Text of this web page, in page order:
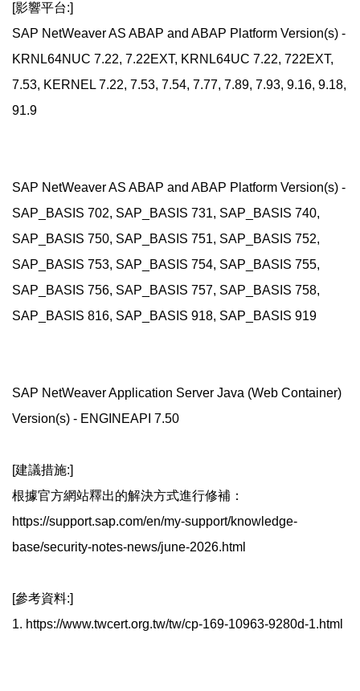
[影響平台:]
SAP NetWeaver AS ABAP and ABAP Platform Version(s) -
KRNL64NUC 7.22, 7.22EXT, KRNL64UC 7.22, 722EXT,
7.53, KERNEL 7.22, 7.53, 7.54, 7.77, 7.89, 7.93, 9.16, 9.18,
91.9
SAP NetWeaver AS ABAP and ABAP Platform Version(s) -
SAP_BASIS 702, SAP_BASIS 731, SAP_BASIS 740,
SAP_BASIS 750, SAP_BASIS 751, SAP_BASIS 752,
SAP_BASIS 753, SAP_BASIS 754, SAP_BASIS 755,
SAP_BASIS 756, SAP_BASIS 757, SAP_BASIS 758,
SAP_BASIS 816, SAP_BASIS 918, SAP_BASIS 919
SAP NetWeaver Application Server Java (Web Container)
Version(s) - ENGINEAPI 7.50
[建議措施:]
根據官方網站釋出的解決方式進行修補：
https://support.sap.com/en/my-support/knowledge-
base/security-notes-news/june-2026.html
[參考資料:]
1. https://www.twcert.org.tw/tw/cp-169-10963-9280d-1.html